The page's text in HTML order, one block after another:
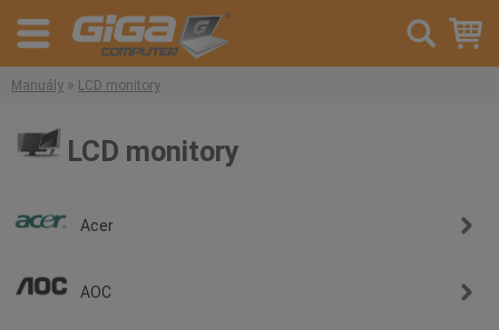
Manuály » LCD monitory
LCD monitory
Acer
AOC